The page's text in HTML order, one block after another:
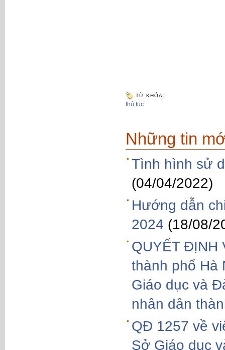
TỪ KHÓA:
thủ tục
Những tin
Tình hình sử
(04/04/2022)
Hướng dẫn
2024 (18/08/
QUYẾT ĐỊNH
thành phố Hà
Giáo dục và
nhân dân
QĐ 1257 về
Sở Giáo dục